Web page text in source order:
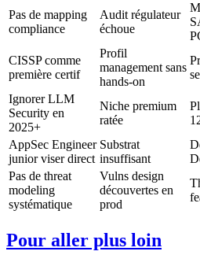
Pas de mapping
compliance
Audit régulateur
échoue
CISSP comme
première certif
Profil
management sans
hands-on
Ignorer LLM
Security en
2025+
Niche premium
ratée
AppSec Engineer
junior viser direct
Substrat
insuffisant
Pas de threat
modeling
systématique
Vulns design
découvertes en
prod
Pour aller plus loin